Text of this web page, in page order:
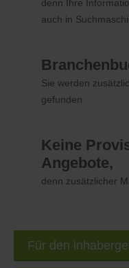
denn Ihre
auch in
Sie werden
gefunden
Keine
Angebote,
denn zusätzlicher
Für den